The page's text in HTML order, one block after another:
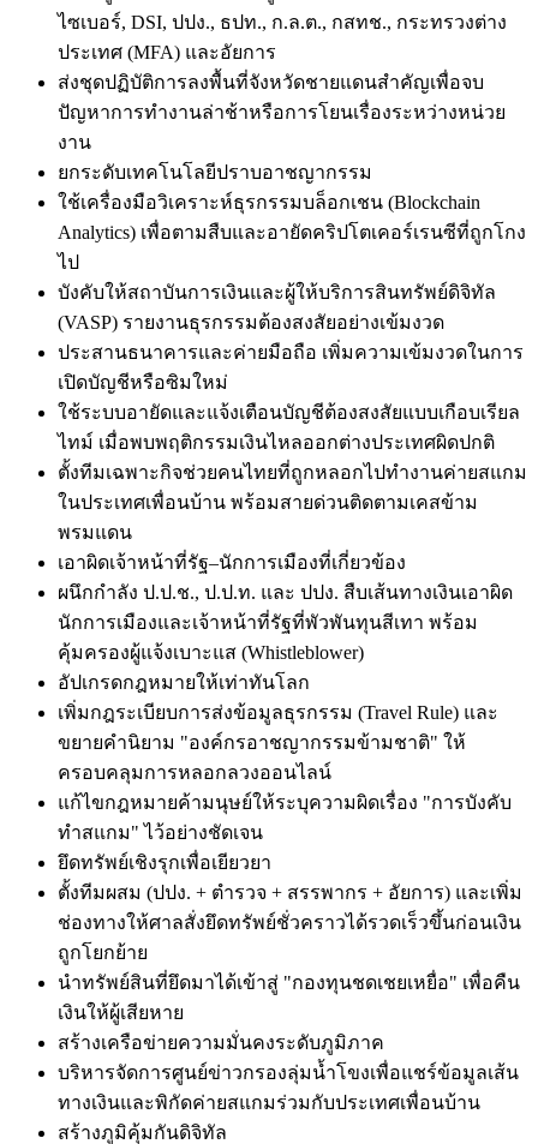
ไซเบอร์, DSI, ปปง., ธปท., ก.ล.ต., กสทช., กระทรวงต่าง
ประเทศ (MFA) และอัยการ
ส่งชุดปฏิบัติการลงพื้นที่จังหวัดชายแดนสำคัญเพื่อจบ
ปัญหาการทำงานล่าช้าหรือการโยนเรื่องระหว่างหน่วย
งาน
ยกระดับเทคโนโลยีปราบอาชญากรรม
ใช้เครื่องมือวิเคราะห์ธุรกรรมบล็อกเชน (Blockchain
Analytics) เพื่อตามสืบและอายัดคริปโตเคอร์เรนซีที่ถูกโกง
ไป
บังคับให้สถาบันการเงินและผู้ให้บริการสินทรัพย์ดิจิทัล
(VASP) รายงานธุรกรรมต้องสงสัยอย่างเข้มงวด
ประสานธนาคารและค่ายมือถือ เพิ่มความเข้มงวดในการ
เปิดบัญชีหรือซิมใหม่
ใช้ระบบอายัดและแจ้งเตือนบัญชีต้องสงสัยแบบเกือบเรียล
ไทม์ เมื่อพบพฤติกรรมเงินไหลออกต่างประเทศผิดปกติ
ตั้งทีมเฉพาะกิจช่วยคนไทยที่ถูกหลอกไปทำงานค่ายสแกม
ในประเทศเพื่อนบ้าน พร้อมสายด่วนติดตามเคสข้าม
พรมแดน
เอาผิดเจ้าหน้าที่รัฐ–นักการเมืองที่เกี่ยวข้อง
ผนึกกำลัง ป.ป.ช., ป.ป.ท. และ ปปง. สืบเส้นทางเงินเอาผิด
นักการเมืองและเจ้าหน้าที่รัฐที่พัวพันทุนสีเทา พร้อม
คุ้มครองผู้แจ้งเบาะแส (Whistleblower)
อัปเกรดกฎหมายให้เท่าทันโลก
เพิ่มกฎระเบียบการส่งข้อมูลธุรกรรม (Travel Rule) และ
ขยายคำนิยาม "องค์กรอาชญากรรมข้ามชาติ" ให้
ครอบคลุมการหลอกลวงออนไลน์
แก้ไขกฎหมายค้ามนุษย์ให้ระบุความผิดเรื่อง "การบังคับ
ทำสแกม" ไว้อย่างชัดเจน
ยึดทรัพย์เชิงรุกเพื่อเยียวยา
ตั้งทีมผสม (ปปง. + ตำรวจ + สรรพากร + อัยการ) และเพิ่ม
ช่องทางให้ศาลสั่งยึดทรัพย์ชั่วคราวได้รวดเร็วขึ้นก่อนเงิน
ถูกโยกย้าย
นำทรัพย์สินที่ยึดมาได้เข้าสู่ "กองทุนชดเชยเหยื่อ" เพื่อคืน
เงินให้ผู้เสียหาย
สร้างเครือข่ายความมั่นคงระดับภูมิภาค
บริหารจัดการศูนย์ข่าวกรองลุ่มน้ำโขงเพื่อแชร์ข้อมูลเส้น
ทางเงินและพิกัดค่ายสแกมร่วมกับประเทศเพื่อนบ้าน
สร้างภูมิคุ้มกันดิจิทัล